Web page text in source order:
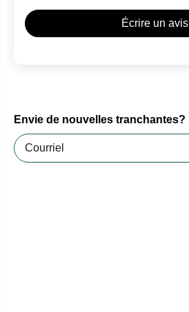
Écrire un avis
Envie de nouvelles tranchantes?